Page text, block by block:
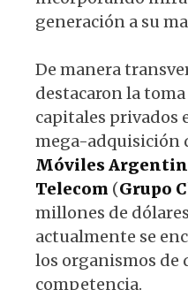
generación a su
De manera
destacaron la
capitales privados
mega-adquisición
Móviles
Telecom (Grupo
millones de
actualmente se
los organismos de
competencia.